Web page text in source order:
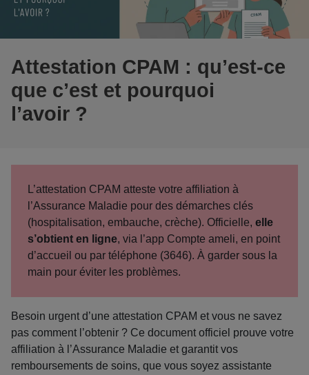
Attestation CPAM : qu’est-ce
que c’est et pourquoi
l’avoir ?
L’attestation CPAM atteste votre affiliation à
l’Assurance Maladie pour des démarches clés
(hospitalisation, embauche, crèche). Officielle, elle
s’obtient en ligne, via l’app Compte ameli, en point
d’accueil ou par téléphone (3646). À garder sous la
main pour éviter les problèmes.
Besoin urgent d’une attestation CPAM et vous ne savez
pas comment l’obtenir ? Ce document officiel prouve votre
affiliation à l’Assurance Maladie et garantit vos
remboursements de soins, que vous soyez assistante